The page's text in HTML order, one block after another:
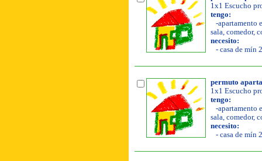
1x1 Escucho
tengo:
-apartamento
sala, comedor,
necesito:
- casa de mín
permuto
1x1 Escucho
tengo:
-apartamento
sala, comedor,
necesito:
- casa de mín